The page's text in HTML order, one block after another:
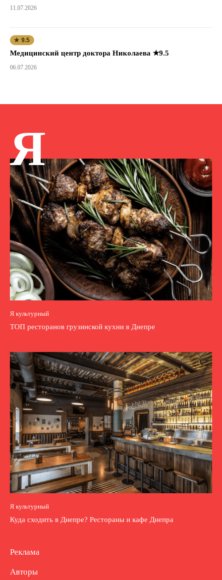
11.07.2026
★ 9.5
Медицинский центр доктора Николаева ★9.5
06.07.2026
Я
Я культурный
ТОП ресторанов грузинской кухни в Днепре
Я культурный
Куда сходить в Днепре? Рестораны и кафе Днепра
Реклама
Авторы